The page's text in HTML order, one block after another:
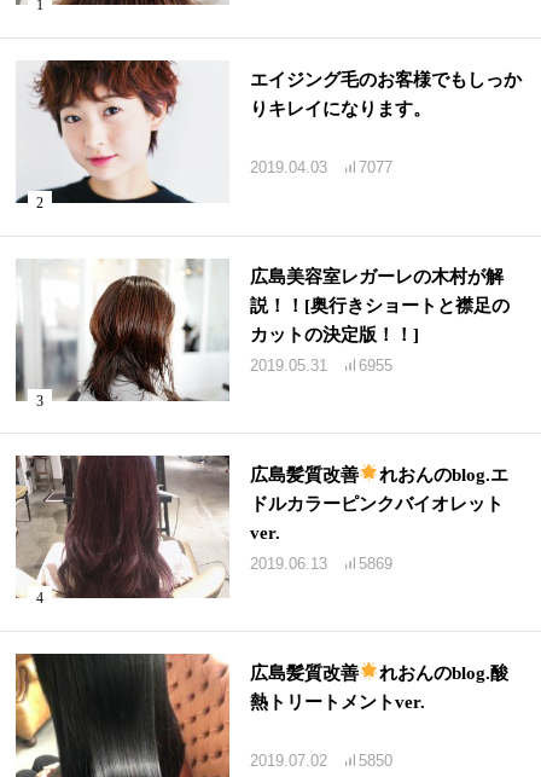
エイジング毛のお客様でもしっか
りキレイになります。
2019.04.03 7077
広島美容室レガーレの木村が解
説！！[奥行きショートと襟足の
カットの決定版！！]
2019.05.31 6955
広島髪質改善
れおんのblog.エ
ドルカラーピンクバイオレット
ver.
2019.06.13 5869
広島髪質改善
れおんのblog.酸
熱トリートメントver.
2019.07.02 5850